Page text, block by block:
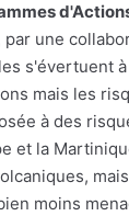
par une
s'évertuent
mais les
à des
et la
moins